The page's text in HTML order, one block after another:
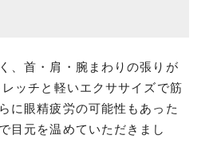
、首・肩・腕まわりの張りが
ッチと軽いエクササイズで筋
に眼精疲労の可能性もあった
目元を温めていただきまし